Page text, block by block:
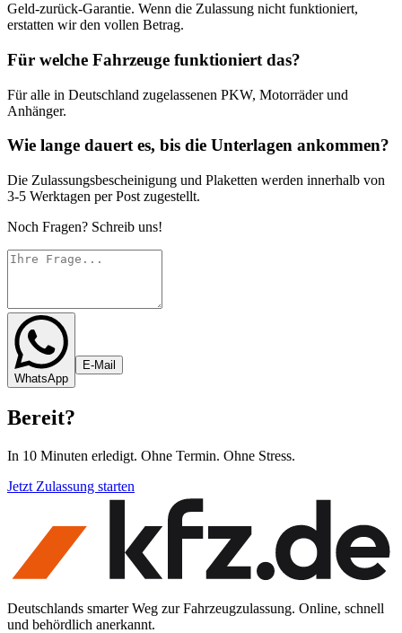
Geld-zurück-Garantie. Wenn die Zulassung nicht funktioniert,
erstatten wir den vollen Betrag.
Für welche Fahrzeuge funktioniert das?
Für alle in Deutschland zugelassenen PKW, Motorräder und
Anhänger.
Wie lange dauert es, bis die Unterlagen ankommen?
Die Zulassungsbescheinigung und Plaketten werden innerhalb von
3-5 Werktagen per Post zugestellt.
Noch Fragen? Schreib uns!
WhatsApp
E-Mail
Bereit?
In 10 Minuten erledigt. Ohne Termin. Ohne Stress.
Jetzt Zulassung starten
Deutschlands smarter Weg zur Fahrzeugzulassung. Online, schnell
und behördlich anerkannt.